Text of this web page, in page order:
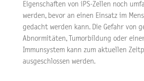
Eigenschaften von iPS-Zellen noch
werden, bevor an einen Einsatz im
gedacht werden kann. Die Gefahr von
Abnormitäten, Tumorbildung oder
Immunsystem kann zum aktuellen
ausgeschlossen werden.